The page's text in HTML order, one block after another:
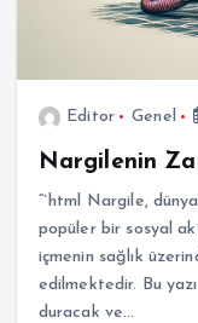
Editor Genel
Nargilenin
“`html Nargile,
popüler bir sosyal
içmenin sağlık
edilmektedir. Bu
duracak ve…